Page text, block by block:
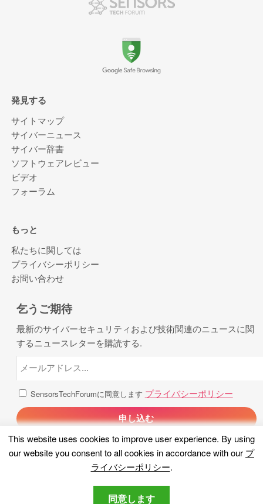
This website uses cookies to improve user experience. By using
our website you consent to all cookies in accordance with our プ
ライバシーポリシー.
同意します
発見する
サイトマップ
サイバーニュース
サイバー辞書
ソフトウェアレビュー
ビデオ
フォーラム
もっと
私たちに関しては
プライバシーポリシー
お問い合わせ
乞うご期待
最新のサイバーセキュリティおよび技術関連のニュースに関
するニュースレターを購読する.
SensorsTechForumに同意します プライバシーポリシー